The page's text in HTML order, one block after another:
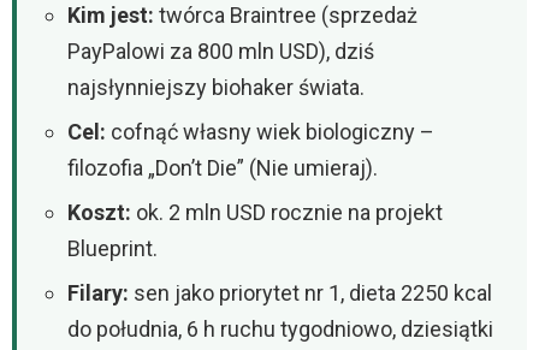
Kim jest: twórca Braintree (sprzedaż
PayPalowi za 800 mln USD), dziś
najsłynniejszy biohaker świata.
Cel: cofnąć własny wiek biologiczny –
filozofia „Don’t Die” (Nie umieraj).
Koszt: ok. 2 mln USD rocznie na projekt
Blueprint.
Filary: sen jako priorytet nr 1, dieta 2250 kcal
do południa, 6 h ruchu tygodniowo, dziesiątki